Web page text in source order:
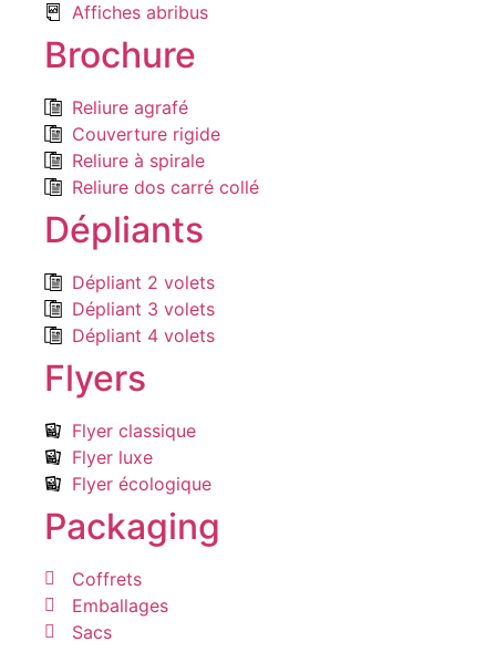
Affiches abribus
Brochure
Reliure agrafé
Couverture rigide
Reliure à spirale
Reliure dos carré collé
Dépliants
Dépliant 2 volets
Dépliant 3 volets
Dépliant 4 volets
Flyers
Flyer classique
Flyer luxe
Flyer écologique
Packaging
Coffrets
Emballages
Sacs